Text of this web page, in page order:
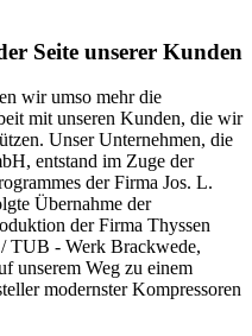
Seite unserer Kunden
wir umso mehr die
mit unseren Kunden, die wir
Unser Unternehmen, die
entstand im Zuge der
der Firma Jos. L.
Übernahme der
der Firma Thyssen
TUB - Werk Brackwede,
unserem Weg zu einem
modernster Kompressoren